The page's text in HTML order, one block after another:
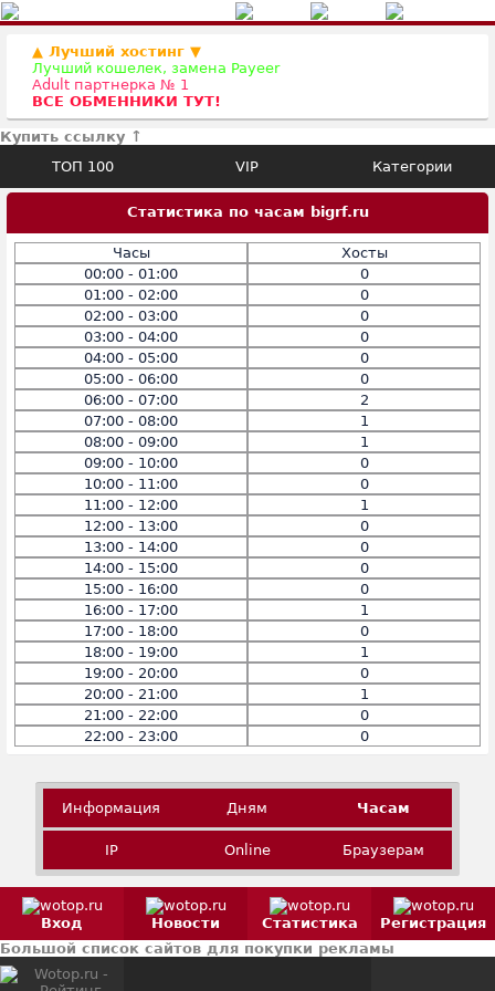
▲ Лучший хостинг ▼
Лучший кошелек, замена Payeer
Adult партнерка № 1
ВСЕ ОБМЕННИКИ ТУТ!
Купить ссылку ↑
ТОП 100
VIP Категории
Статистика по часам bigrf.ru
Часы
Хосты
00:00 - 01:00
0
01:00 - 02:00
0
02:00 - 03:00
0
03:00 - 04:00
0
04:00 - 05:00
0
05:00 - 06:00
0
06:00 - 07:00
2
07:00 - 08:00
1
08:00 - 09:00
1
09:00 - 10:00
0
10:00 - 11:00
0
11:00 - 12:00
1
12:00 - 13:00
0
13:00 - 14:00
0
14:00 - 15:00
0
15:00 - 16:00
0
16:00 - 17:00
1
17:00 - 18:00
0
18:00 - 19:00
1
19:00 - 20:00
0
20:00 - 21:00
1
21:00 - 22:00
0
22:00 - 23:00
0
Информация Дням Часам
IP Online Браузерам
Вход Новости Статистика
Регистрация
Большой список сайтов для покупки рекламы